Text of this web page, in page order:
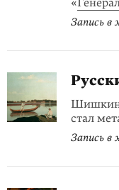
«
Запись в
Шишкин,
стал
Запись в